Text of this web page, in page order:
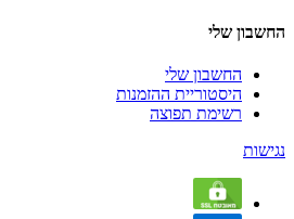
החשבון שלי
החשבון שלי
היסטוריית ההזמנות
רשימת תפוצה
נגישות